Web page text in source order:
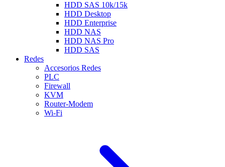
HDD SAS 10k/15k
HDD Desktop
HDD Enterprise
HDD NAS
HDD NAS Pro
HDD SAS
Redes
Accesorios Redes
PLC
Firewall
KVM
Router-Modem
Wi-Fi